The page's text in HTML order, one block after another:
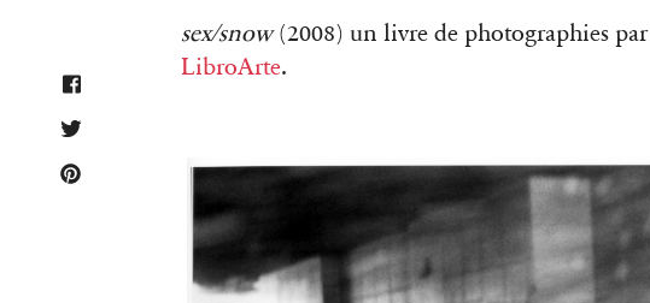
sex/snow(2008) un livre de photographies
LibroArte.